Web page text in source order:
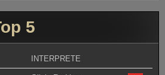
5
INTERPRETE